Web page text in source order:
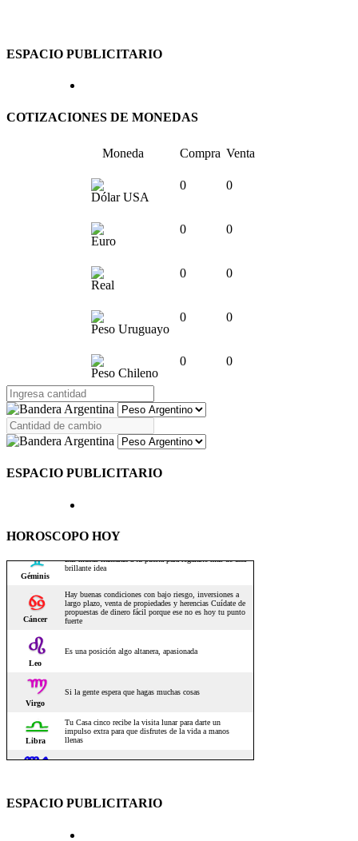
ESPACIO PUBLICITARIO
COTIZACIONES DE MONEDAS
Moneda Compra Venta
Dólar USA
0 0
Euro
0 0
Real
0 0
Peso Uruguayo
0 0
Peso Chileno
0 0
ESPACIO PUBLICITARIO
HOROSCOPO HOY
ESPACIO PUBLICITARIO